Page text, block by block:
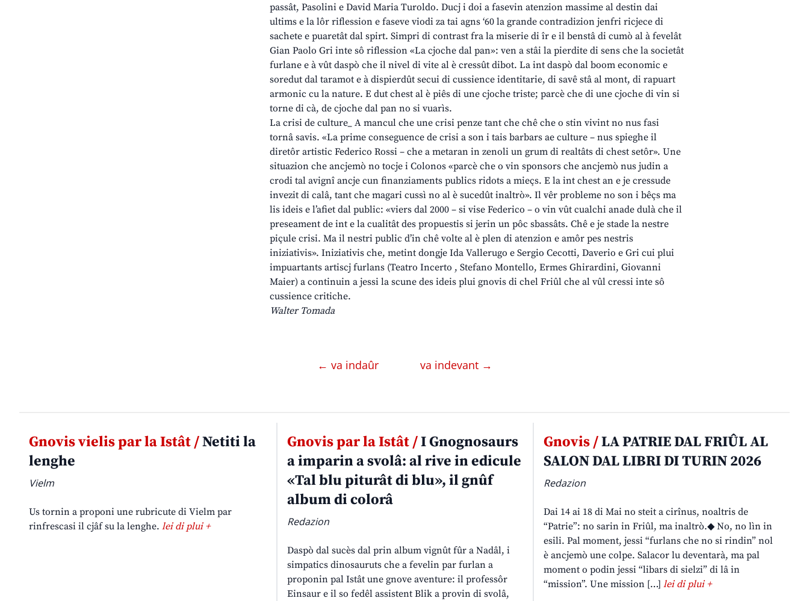
passât, Pasolini e David Maria Turoldo. Ducj i doi a fasevin atenzion massime al destin dai
ultims e la lôr riflession e faseve viodi za tai agns ‘60 la grande contradizion jenfri ricjece di
sachete e puaretât dal spirt. Simpri di contrast fra la miserie di îr e il benstâ di cumò al à fevelât
Gian Paolo Gri inte sô riflession «La cjoche dal pan»: ven a stâi la pierdite di sens che la societât
furlane e à vût daspò che il nivel di vite al è cressût dibot. La int daspò dal boom economic e
soredut dal taramot e à dispierdût secui di cussience identitarie, di savê stâ al mont, di rapuart
armonic cu la nature. E dut chest al è piês di une cjoche triste; parcè che di une cjoche di vin si
torne di cà, de cjoche dal pan no si vuarìs.
La crisi de culture_ A mancul che une crisi penze tant che chê che o stin vivint no nus fasi
tornâ savis. «La prime conseguence de crisi a son i tais barbars ae culture – nus spieghe il
diretôr artistic Federico Rossi – che a metaran in zenoli un grum di realtâts di chest setôr». Une
situazion che ancjemò no tocje i Colonos «parcè che o vin sponsors che ancjemò nus judin a
crodi tal avignî ancje cun finanziaments publics ridots a mieçs. E la int chest an e je cressude
invezit di calâ, tant che magari cussì no al è sucedût inaltrò». Il vêr probleme no son i bêçs ma
lis ideis e l’afiet dal public: «viers dal 2000 – si vise Federico – o vin vût cualchi anade dulà che il
preseament de int e la cualitât des propuestis si jerin un pôc sbassâts. Chê e je stade la nestre
piçule crisi. Ma il nestri public d’in chê volte al è plen di atenzion e amôr pes nestris
iniziativis». Iniziativis che, metint dongje Ida Vallerugo e Sergio Cecotti, Daverio e Gri cui plui
impuartants artiscj furlans (Teatro Incerto , Stefano Montello, Ermes Ghirardini, Giovanni
Maier) a continuin a jessi la scune des ideis plui gnovis di chel Friûl che al vûl cressi inte sô
cussience critiche.
Walter Tomada
← va indaûr va indevant →
Gnovis vielis par la Istât /Netiti la
lenghe
Vielm
Us tornin a proponi une rubricute di Vielm par
rinfrescasi il cjâf su la lenghe. lei di plui +
Gnovis par la Istât /I Gnognosaurs
a imparin a svolâ: al rive in edicule
«Tal blu piturât di blu», il gnûf
album di colorâ
Redazion
Daspò dal sucès dal prin album vignût fûr a Nadâl, i
simpatics dinosauruts che a fevelin par furlan a
proponin pal Istât une gnove aventure: il professôr
Einsaur e il so fedêl assistent Blik a provin di svolâ,
Gnovis /LA PATRIE DAL FRIÛL AL
SALON DAL LIBRI DI TURIN 2026
Redazion
Dai 14 ai 18 di Mai no steit a cirînus, noaltris de
“Patrie”: no sarin in Friûl, ma inaltrò.◆ No, no lìn in
esili. Pal moment, jessi “furlans che no si rindin” nol
è ancjemò une colpe. Salacor lu deventarà, ma pal
moment o podin jessi “libars di sielzi” di lâ in
“mission”. Une mission […]lei di plui +